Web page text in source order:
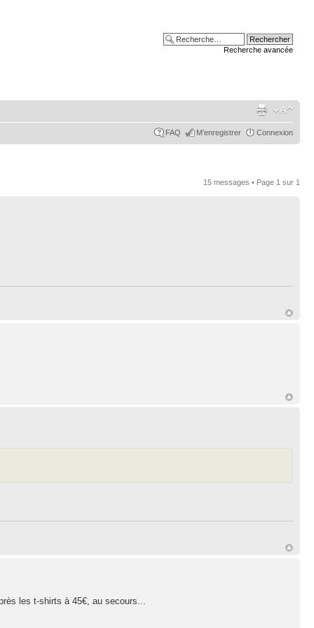
Recherche avancée
FAQ M’enregistrer Connexion
15 messages • Page 1 sur 1
les t-shirts à 45€, au secours...